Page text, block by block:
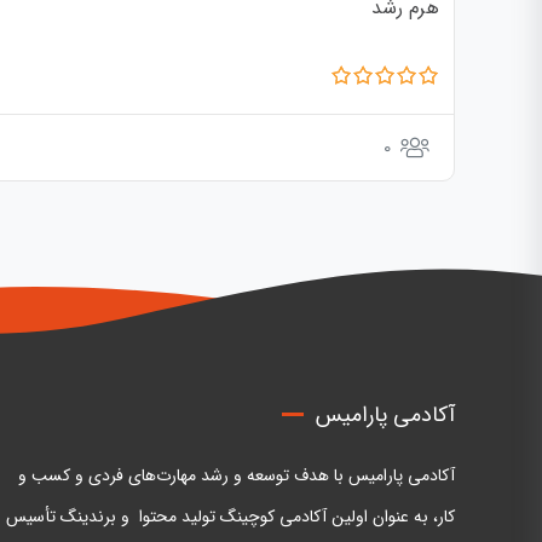
هرم رشد
0
آکادمی پارامیس
آکادمی پارامیس با هدف توسعه و رشد مهارت‌های فردی و کسب و
کار، به عنوان اولین آکادمی کوچینگ تولید محتوا و برندینگ تأسیس